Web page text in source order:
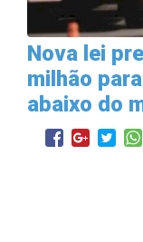
Nova lei
milhão
abaixo do